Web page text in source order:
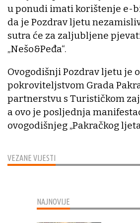
VEZANE VIJESTI
u ponudi imati korištenje e-
da je Pozdrav ljetu
sutra će za zaljubljene
„Nešo&Peđa“.
Ovogodišnji Pozdrav ljetu je
pokroviteljstvom Grada
partnerstvu s Turističkom
a ovo je posljednja
ovogodišnjeg „Pakračkog
NAJNOVIJE